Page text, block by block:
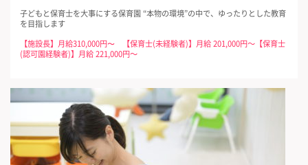
子どもと保育士を大事にする保育園 “本物の環境”の中で、ゆったりとした教育
を目指します
【施設長】月給310,000円〜 【保育士(未経験者)】月給 201,000円～【保育士
(認可園経験者)】月給 221,000円～